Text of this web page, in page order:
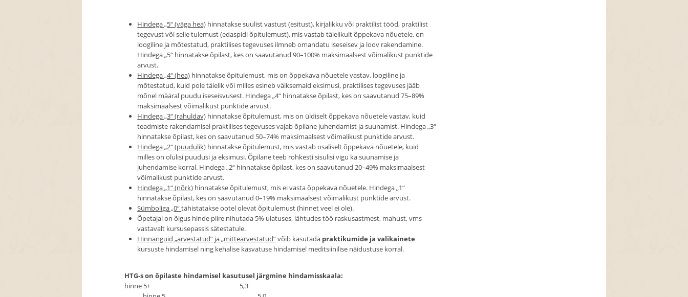
Hindega „5“ (väga hea) hinnatakse suulist vastust (esitust), kirjalikku või praktilist tööd, praktilist
tegevust või selle tulemust (edaspidi õpitulemust), mis vastab täielikult õppekava nõuetele, on
loogiline ja mõtestatud, praktilises tegevuses ilmneb omandatu iseseisev ja loov rakendamine.
Hindega „5“ hinnatakse õpilast, kes on saavutanud 90–100% maksimaalsest võimalikust punktide
arvust.
Hindega „4“ (hea) hinnatakse õpitulemust, mis on õppekava nõuetele vastav, loogiline ja
mõtestatud, kuid pole täielik või milles esineb väiksemaid eksimusi, praktilises tegevuses jääb
mõnel määral puudu iseseisvusest. Hindega „4“ hinnatakse õpilast, kes on saavutanud 75–89%
maksimaalsest võimalikust punktide arvust.
Hindega „3“ (rahuldav) hinnatakse õpitulemust, mis on üldiselt õppekava nõuetele vastav, kuid
teadmiste rakendamisel praktilises tegevuses vajab õpilane juhendamist ja suunamist. Hindega „3“
hinnatakse õpilast, kes on saavutanud 50–74% maksimaalsest võimalikust punktide arvust.
Hindega „2“ (puudulik) hinnatakse õpitulemust, mis vastab osaliselt õppekava nõuetele, kuid
milles on olulisi puudusi ja eksimusi. Õpilane teeb rohkesti sisulisi vigu ka suunamise ja
juhendamise korral. Hindega „2“ hinnatakse õpilast, kes on saavutanud 20–49% maksimaalsest
võimalikust punktide arvust.
Hindega „1“ (nõrk) hinnatakse õpitulemust, mis ei vasta õppekava nõuetele. Hindega „1“
hinnatakse õpilast, kes on saavutanud 0–19% maksimaalsest võimalikust punktide arvust.
Sümboliga „0“tähistatakse ootel olevat õpitulemust (hinnet veel ei ole).
Õpetajal on õigus hinde piire nihutada 5% ulatuses, lähtudes töö raskusastmest, mahust, vms
vastavalt kursusepassis sätestatule.
Hinnanguid „arvestatud” ja „mittearvestatud”võib kasutada praktikumide ja valikainete
kursuste hindamisel ning kehalise kasvatuse hindamisel meditsiinilise näidustuse korral.
HTG-s on õpilaste hindamisel kasutusel järgmine hindamisskaala:
hinne 5+ 5,3